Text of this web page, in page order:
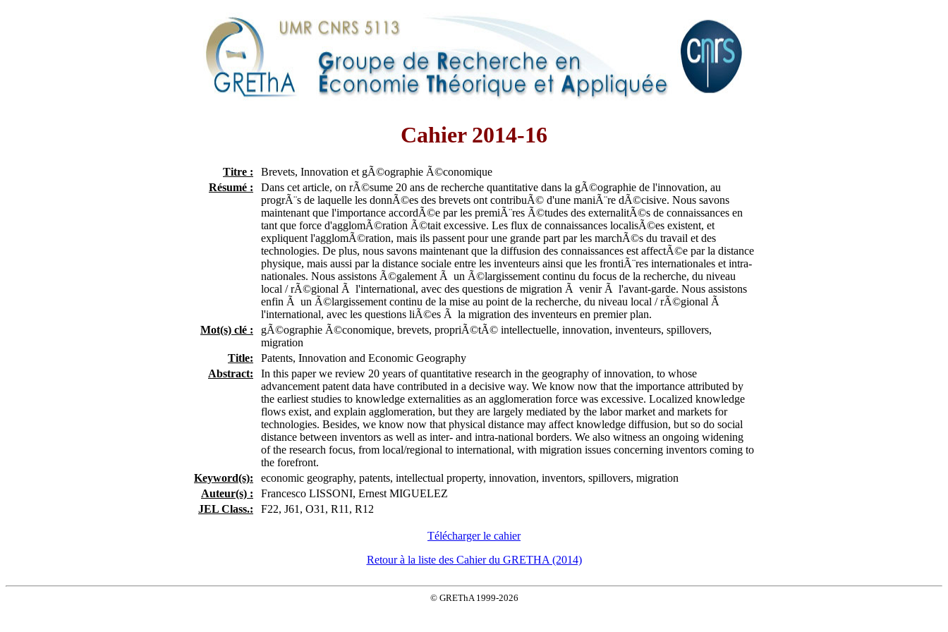
Cahier 2014-16
Titre :
Brevets, Innovation et gÃ©ographie Ã©conomique
Résumé :
Dans cet article, on rÃ©sume 20 ans de recherche quantitative dans la gÃ©ographie de l'innovation, au
progrÃ¨s de laquelle les donnÃ©es des brevets ont contribuÃ© d'une maniÃ¨re dÃ©cisive. Nous savons
maintenant que l'importance accordÃ©e par les premiÃ¨res Ã©tudes des externalitÃ©s de connaissances en
tant que force d'agglomÃ©ration Ã©tait excessive. Les flux de connaissances localisÃ©es existent, et
expliquent l'agglomÃ©ration, mais ils passent pour une grande part par les marchÃ©s du travail et des
technologies. De plus, nous savons maintenant que la diffusion des connaissances est affectÃ©e par la distance
physique, mais aussi par la distance sociale entre les inventeurs ainsi que les frontiÃ¨res internationales et intra-
nationales. Nous assistons Ã©galement Ã un Ã©largissement continu du focus de la recherche, du niveau
local / rÃ©gional Ã l'international, avec des questions de migration Ã venir Ã l'avant-garde. Nous assistons
enfin Ã un Ã©largissement continu de la mise au point de la recherche, du niveau local / rÃ©gional Ã
l'international, avec les questions liÃ©es Ã la migration des inventeurs en premier plan.
Mot(s) clé :
gÃ©ographie Ã©conomique, brevets, propriÃ©tÃ© intellectuelle, innovation, inventeurs, spillovers,
migration
Title:
Patents, Innovation and Economic Geography
Abstract:
In this paper we review 20 years of quantitative research in the geography of innovation, to whose
advancement patent data have contributed in a decisive way. We know now that the importance attributed by
the earliest studies to knowledge externalities as an agglomeration force was excessive. Localized knowledge
flows exist, and explain agglomeration, but they are largely mediated by the labor market and markets for
technologies. Besides, we know now that physical distance may affect knowledge diffusion, but so do social
distance between inventors as well as inter- and intra-national borders. We also witness an ongoing widening
of the research focus, from local/regional to international, with migration issues concerning inventors coming to
the forefront.
Keyword(s):
economic geography, patents, intellectual property, innovation, inventors, spillovers, migration
Auteur(s) :
Francesco LISSONI, Ernest MIGUELEZ
JEL Class.:
F22, J61, O31, R11, R12
Télécharger le cahier
Retour à la liste des Cahier du GRETHA (2014)
© GREThA 1999-2026